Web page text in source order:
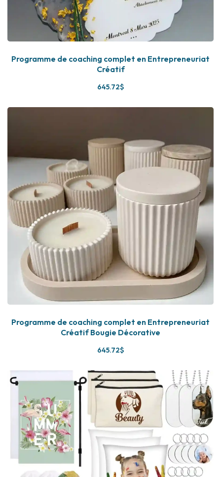
Programme de coaching complet en Entrepreneuriat
Créatif
645.72$
Programme de coaching complet en Entrepreneuriat
Créatif Bougie Décorative
645.72$